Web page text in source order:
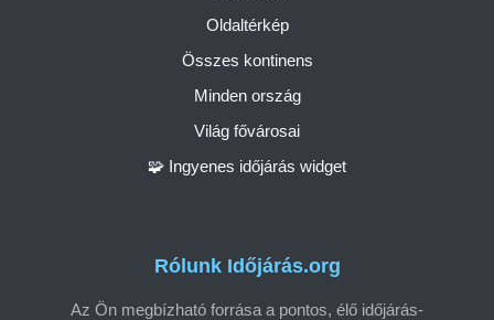
Rólunk Időjárás.org
Az Ön megbízható forrása a pontos, élő időjárás-
Oldaltérkép
Összes kontinens
Minden ország
Világ fővárosai
🧩 Ingyenes időjárás widget